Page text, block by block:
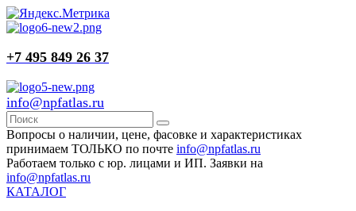
+7 495 849 26 37
info@npfatlas.ru
Вопросы о наличии, цене, фасовке и характеристиках
принимаем ТОЛЬКО по почте info@npfatlas.ru
Работаем только с юр. лицами и ИП. Заявки на
info@npfatlas.ru
КАТАЛОГ